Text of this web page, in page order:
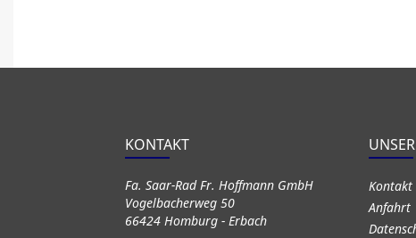
KONTAKT
Fa. Saar-Rad Fr. Hoffmann GmbH
Vogelbacherweg 50
66424 Homburg - Erbach
Kontakt
Anfahrt